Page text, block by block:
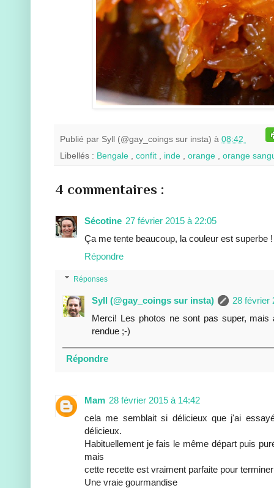
Publié par Syll (@gay_coings sur insta) à 08:42
Libellés : Bengale confit inde orange orange
4 commentaires :
Sécotine 27 février 2015 à 22:05
Ça me tente beaucoup, la couleur est superbe !
Répondre
Réponses
Syll (@gay_coings sur insta)
28 février
Merci! Les photos ne sont pas super,
rendue ;-)
Répondre
Mam 28 février 2015 à 14:42
cela me semblait si délicieux que j'ai
délicieux.
Habituellement je fais le même départ puis
mais
cette recette est vraiment parfaite pour
Une vraie gourmandise